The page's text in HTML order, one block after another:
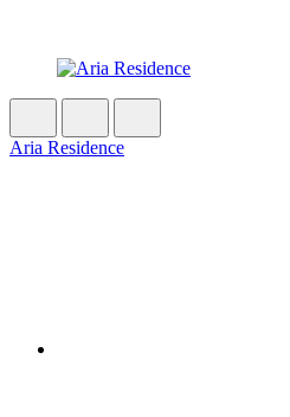
Aria Residence